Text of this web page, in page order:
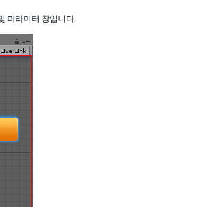
파라미터 창입니다.